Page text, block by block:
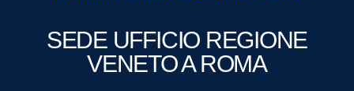
SEDE UFFICIO REGIONE
VENETO A ROMA